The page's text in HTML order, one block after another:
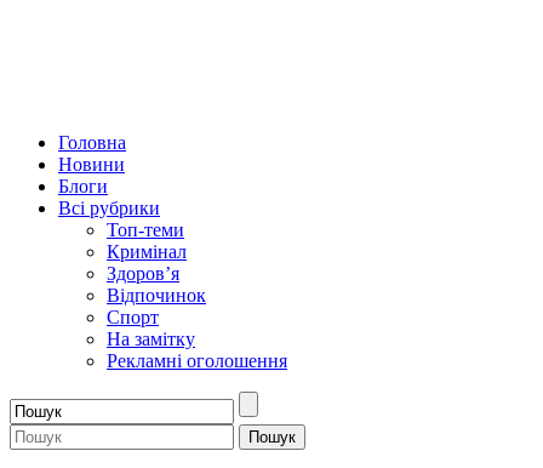
Головна
Новини
Блоги
Всі рубрики
Топ-теми
Кримінал
Здоров’я
Відпочинок
Спорт
На замітку
Рекламні оголошення